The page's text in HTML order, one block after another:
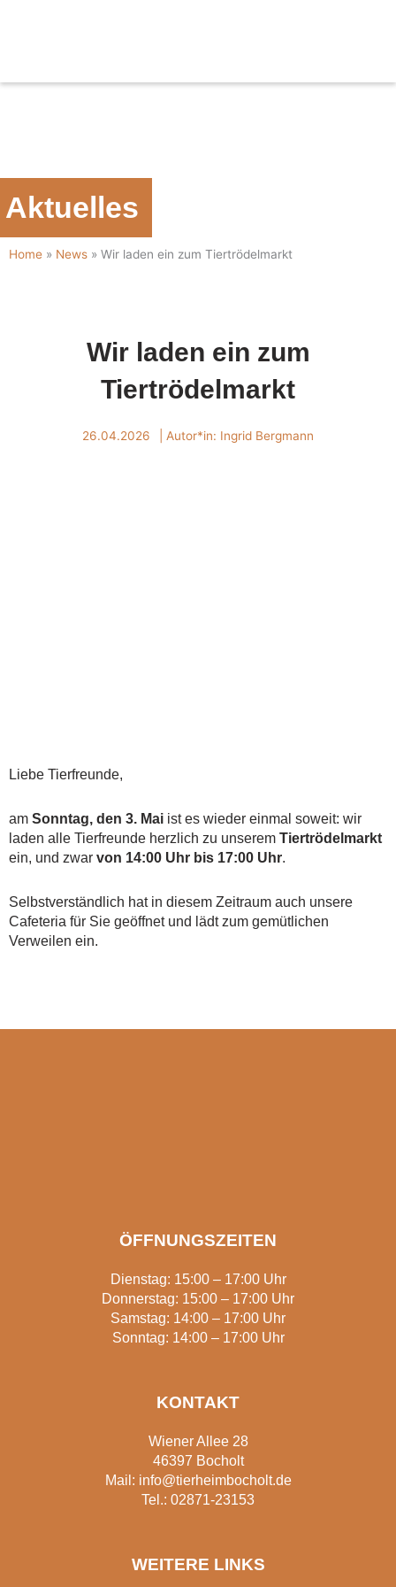
Aktuelles
Home » News » Wir laden ein zum Tiertrödelmarkt
Wir laden ein zum
Tiertrödelmarkt
26.04.2026 | Autor*in: Ingrid Bergmann
Liebe Tierfreunde,
am Sonntag, den 3. Mai ist es wieder einmal soweit: wir
laden alle Tierfreunde herzlich zu unserem Tiertrödelmarkt
ein, und zwar von 14:00 Uhr bis 17:00 Uhr.
Selbstverständlich hat in diesem Zeitraum auch unsere
Cafeteria für Sie geöffnet und lädt zum gemütlichen
Verweilen ein.
ÖFFNUNGSZEITEN
Dienstag: 15:00 – 17:00 Uhr
Donnerstag: 15:00 – 17:00 Uhr
Samstag: 14:00 – 17:00 Uhr
Sonntag: 14:00 – 17:00 Uhr
KONTAKT
Wiener Allee 28
46397 Bocholt
Mail: info@tierheimbocholt.de
Tel.: 02871-23153
WEITERE LINKS